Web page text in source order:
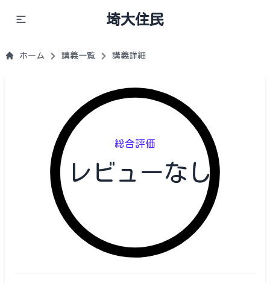
埼大住民
ホーム 講義一覧 講義詳細
総合評価
レビューなし